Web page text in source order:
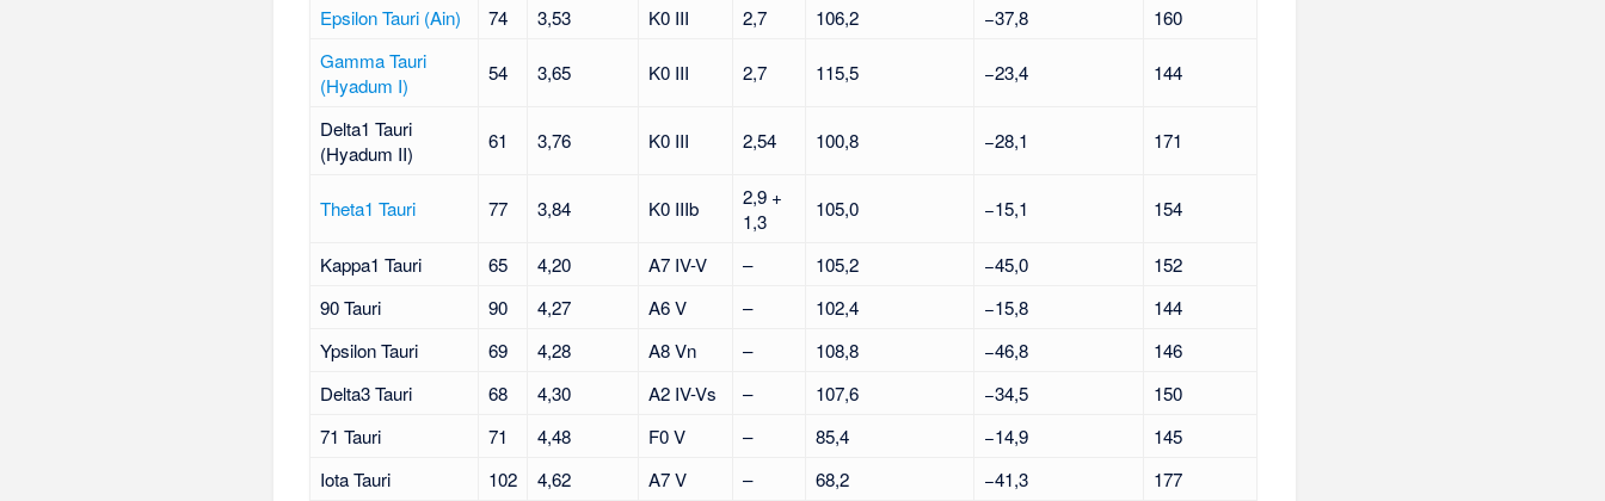
Epsilon Tauri (Ain) 74 3,53 K0 III 2,7 106,2 −37,8
160
Gamma Tauri
(Hyadum I)
54 3,65 K0 III 2,7 115,5 −23,4 144
Delta1 Tauri
(Hyadum II)
61 3,76 K0 III 2,54 100,8 −28,1 171
Theta1 Tauri 77 3,84 K0 IIIb
2,9 +
1,3
105,0 −15,1 154
Kappa1 Tauri 65 4,20 A7 IV-V – 105,2 −45,0
152
90 Tauri
90 4,27 A6 V – 102,4 −15,8
144
Ypsilon Tauri
69 4,28 A8 Vn – 108,8 −46,8
146
Delta3 Tauri
68 4,30 A2 IV-Vs – 107,6 −34,5
150
71 Tauri
71 4,48 F0 V – 85,4 −14,9
145
Iota Tauri
102 4,62 A7 V – 68,2 −41,3
177